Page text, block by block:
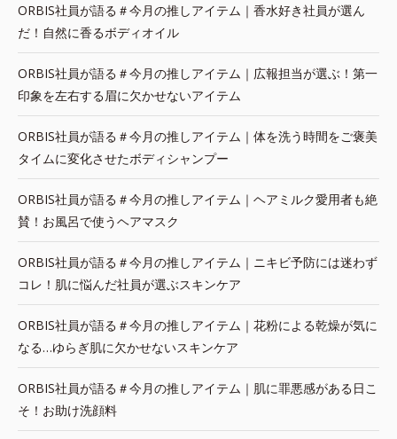
ORBIS社員が語る＃今月の推しアイテム｜香水好き社員が選ん
だ！自然に香るボディオイル
ORBIS社員が語る＃今月の推しアイテム｜広報担当が選ぶ！第一
印象を左右する眉に欠かせないアイテム
ORBIS社員が語る＃今月の推しアイテム｜体を洗う時間をご褒美
タイムに変化させたボディシャンプー
ORBIS社員が語る＃今月の推しアイテム｜ヘアミルク愛用者も絶
賛！お風呂で使うヘアマスク
ORBIS社員が語る＃今月の推しアイテム｜ニキビ予防には迷わず
コレ！肌に悩んだ社員が選ぶスキンケア
ORBIS社員が語る＃今月の推しアイテム｜花粉による乾燥が気に
なる…ゆらぎ肌に欠かせないスキンケア
ORBIS社員が語る＃今月の推しアイテム｜肌に罪悪感がある日こ
そ！お助け洗顔料